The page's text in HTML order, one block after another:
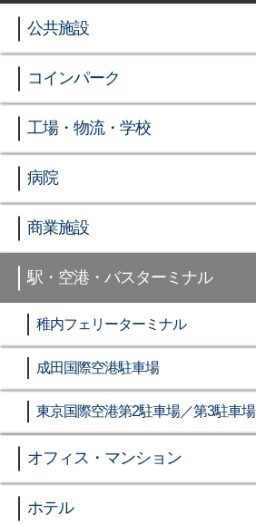
公共施設
コインパーク
工場・物流・学校
病院
商業施設
駅・空港・バスターミナル
稚内フェリーターミナル
成田国際空港駐車場
東京国際空港第2駐車場／第3駐車場
オフィス・マンション
ホテル